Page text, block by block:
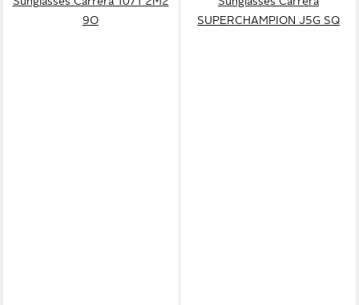
9O
SUPERCHAMPION J5G SQ